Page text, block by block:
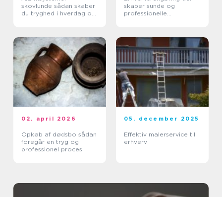
skovlunde sådan skaber
du tryghed i hverdag og
skaber sunde og
professionelle
02. april 2026
Opkøb af dødsbo sådan
foregår en tryg og
professionel proces
05. december 2025
Effektiv malerservice til
erhverv